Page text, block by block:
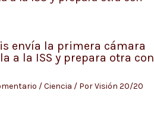
envía la primera cámara
a la ISS y prepara otra con
/Ciencia / PorVisión 20/20